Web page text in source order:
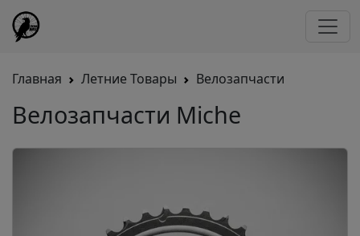
Главная Летние Товары Велозапчасти
Велозапчасти Miche